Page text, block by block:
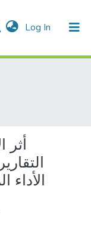
Log In (current)
أثر